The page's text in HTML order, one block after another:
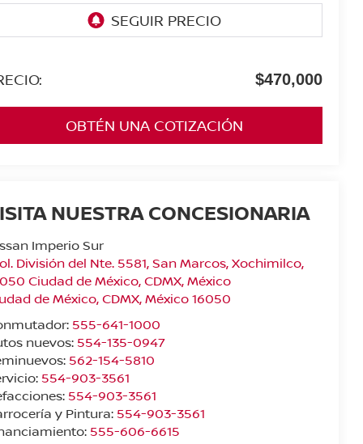
$470,000
OBTÉN UNA COTIZACIÓN
NUESTRA CONCESIONARIA
Imperio Sur
División del Nte. 5581, San Marcos, Xochimilco,
Ciudad de México, CDMX, México
de México,CDMX, México16050
555-641-1000
nuevos: 554-135-0947
562-154-5810
554-903-3561
554-903-3561
y Pintura: 554-903-3561
555-606-6615